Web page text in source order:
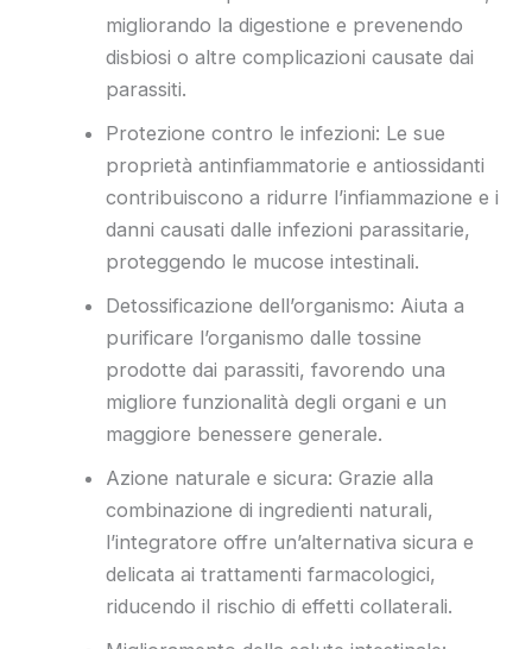
migliorando la digestione e prevenendo
disbiosi o altre complicazioni causate dai
parassiti.
Protezione contro le infezioni: Le sue
proprietà antinfiammatorie e antiossidanti
contribuiscono a ridurre l’infiammazione e i
danni causati dalle infezioni parassitarie,
proteggendo le mucose intestinali.
Detossificazione dell’organismo: Aiuta a
purificare l’organismo dalle tossine
prodotte dai parassiti, favorendo una
migliore funzionalità degli organi e un
maggiore benessere generale.
Azione naturale e sicura: Grazie alla
combinazione di ingredienti naturali,
l’integratore offre un’alternativa sicura e
delicata ai trattamenti farmacologici,
riducendo il rischio di effetti collaterali.